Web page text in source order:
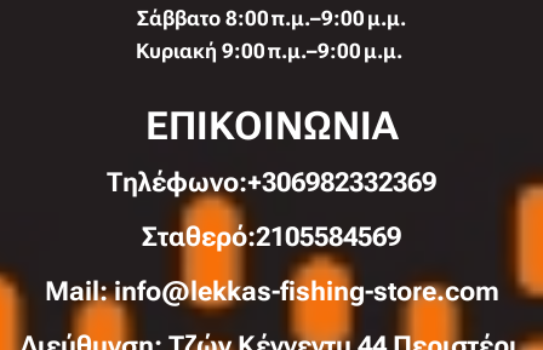
Σάββατο 8:00 π.μ.–9:00 μ.μ.
Κυριακή 9:00 π.μ.–9:00 μ.μ.
ΕΠΙΚΟΙΝΩΝΙΑ
Τηλέφωνo:+306982332369
Σταθερό:2105584569
Mail: info@lekkas-fishing-store.com